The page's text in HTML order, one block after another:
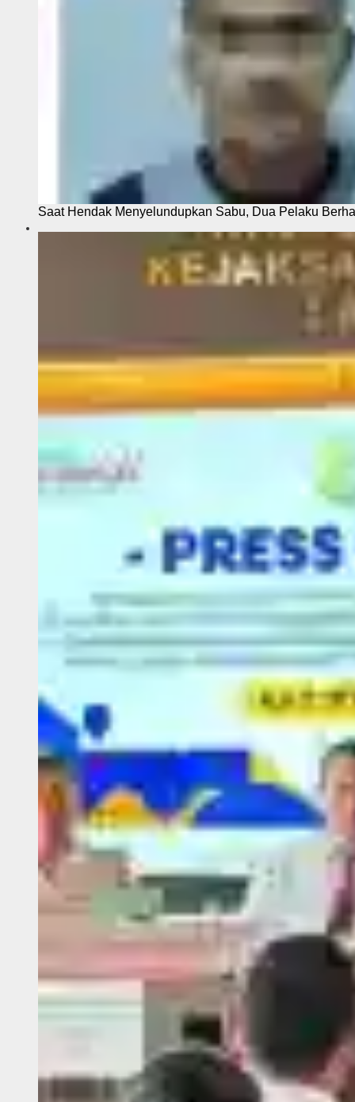
Saat Hendak Menyelundupkan Sabu, Dua Pelaku